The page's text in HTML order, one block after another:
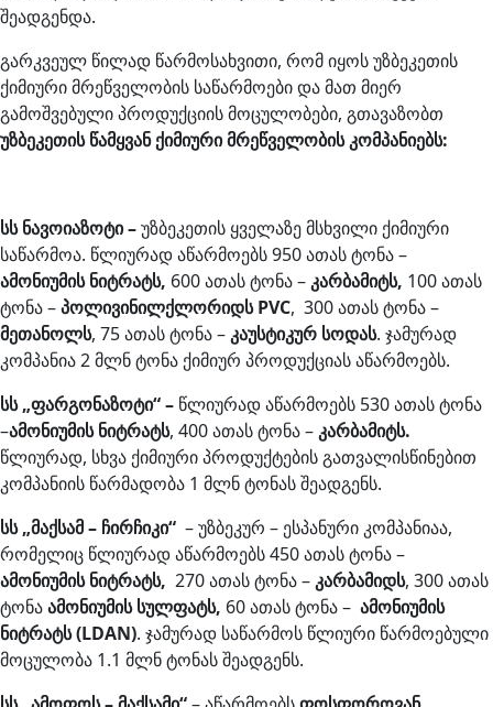
შეადგენდა.
გარკვეულ წილად წარმოსახვითი, რომ იყოს უზბეკეთის
ქიმიური მრეწველობის საწარმოები და მათ მიერ
გამოშვებული პროდუქციის მოცულობები, გთავაზობთ
უზბეკეთის წამყვან ქიმიური მრეწველობის კომპანიებს:
სს ნავოიაზოტი –უზბეკეთის ყველაზე მსხვილი ქიმიური
საწარმოა. წლიურად აწარმოებს 950 ათას ტონა –
ამონიუმის ნიტრატს, 600 ათას ტონა –კარბამიტს, 100 ათას
ტონა –პოლივინილქლორიდს PVC, 300 ათას ტონა –
მეთანოლს, 75 ათას ტონა –კაუსტიკურ სოდას. ჯამურად
კომპანია 2 მლნ ტონა ქიმიურ პროდუქციას აწარმოებს.
სს „ფარგონაზოტი“ – წლიურად აწარმოებს 530 ათას ტონა
–ამონიუმის ნიტრატს, 400 ათას ტონა –კარბამიტს.
წლიურად, სხვა ქიმიური პროდუქტების გათვალისწინებით
კომპანიის წარმადობა 1 მლნ ტონას შეადგენს.
სს „მაქსამ – ჩირჩიკი“ – უზბეკურ – ესპანური კომპანიაა,
რომელიც წლიურად აწარმოებს 450 ათას ტონა –
ამონიუმის ნიტრატს, 270 ათას ტონა –კარბამიდს, 300 ათას
ტონაამონიუმის სულფატს, 60 ათას ტონა – ამონიუმის
ნიტრატს (LDAN). ჯამურად საწარმოს წლიური წარმოებული
მოცულობა 1.1 მლნ ტონას შეადგენს.